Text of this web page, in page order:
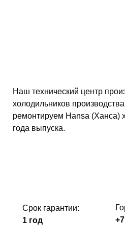
Наш технический центр
холодильников
ремонтируем Hansa (Ханса)
года выпуска.
Срок гарантии:
1 год